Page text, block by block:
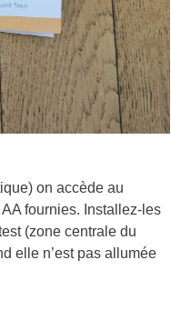
on accède au
fournies. Installez-les
(zone centrale du
elle n’est pas allumée